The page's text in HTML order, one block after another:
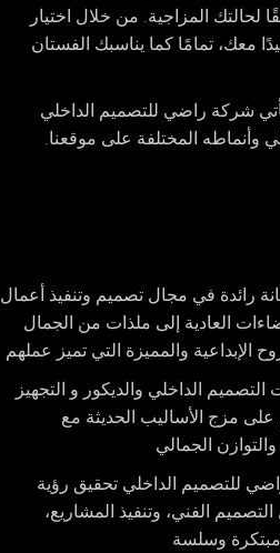
المزاجية. من خلال اختيار
معك، تمامًا كما يناسبك الفستان
شركة راضي للتصميم الداخلي
وأنماطه المختلفة على موقعنا.
رائدة في مجال تصميم وتنفيذ أعمال
العادية إلى ملذات من الجمال
والمميزة التي تميز عملهم
الداخلي والديكور و التجهيز
على مزج الأساليب الحديثة مع
الجمالي
للتصميم الداخلي تحقيق رؤية
الفني، وتنفيذ المشاريع،
مبتكرة وسلسة